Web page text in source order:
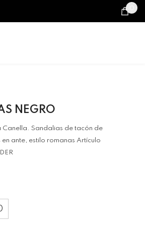
0
NEGRO
Canella. Sandalias de tacón de
ante, estilo romanas Artículo